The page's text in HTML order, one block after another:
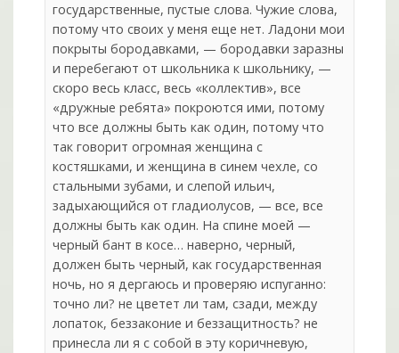
государственные, пустые слова. Чужие слова,
потому что своих у меня еще нет. Ладони мои
покрыты бородавками, — бородавки заразны
и перебегают от школьника к школьнику, —
скоро весь класс, весь «коллектив», все
«дружные ребята» покроются ими, потому
что все должны быть как один, потому что
так говорит огромная женщина с
костяшками, и женщина в синем чехле, со
стальными зубами, и слепой ильич,
задыхающийся от гладиолусов, — все, все
должны быть как один. На спине моей —
черный бант в косе… наверно, черный,
должен быть черный, как государственная
ночь, но я дергаюсь и проверяю испуганно:
точно ли? не цветет ли там, сзади, между
лопаток, беззаконие и беззащитность? не
принесла ли я с собой в эту коричневую,